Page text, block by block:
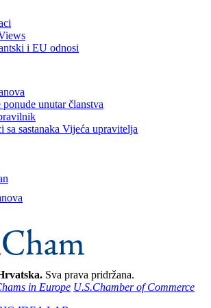
i EU odnosi
ponude unutar članstva
sa sastanaka Vijeća upravitelja
Sva prava pridržana.
in Europe U.S.Chamber of Commerce